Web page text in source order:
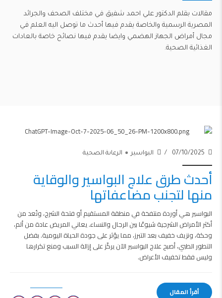
مقالات بقلم الدكتور علي احمد شفيق في مختلف الصحف والجرائد
المصرية الرسمية والخاصة يقدم فيها أحدث ما توصل اليه العلم في
مجال أمراض الجهاز الهضمي وايضا يقدم فيها نصائح خاصة بالعادات
الغذائية الصحية.
07/10/2025 البواسير الرعاىة الصحية
أحدث طرق علاج البواسير والوقاية
منها لتجنب مضاعفاتها
البواسير هي أوردة منتفخة في منطقة المستقيم أو فتحة الشرج، وتُعد من
أكثر الأمراض الشرجية شيوعًا بين الرجال والنساء. يعاني المريض عادة من ألم،
وحكة، ونزيف خفيف بعد التبرز، مما يؤثر على جودة الحياة اليومية. بفضل
التطور الطبي، أصبح علاج البواسير الآن يركّز على إزالة السبب ومنع تكرارها
وليس فقط تخفيف الأعراض.
أقرأ المقال